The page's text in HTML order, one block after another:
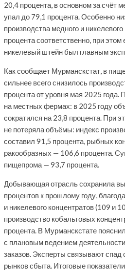
20,4 процента, в основном за счёт
упал до 79,1 процента. Особенно
производства медного и
процента соответственно, при этом
никелевый штейн был главным
Как сообщает Мурманскстат, в
сильнее всего снизилось
процента от уровня мая 2025 года.
на местных фермах: в 2025 году
сократился на 23,8 процента. При
не потеряла объёмы: индекс
составил 91,5 процента, рыбных
ракообразных — 106,6 процента.
пищепрома — 93,7 процента.
Добывающая отрасль сохранила
процентов к прошлому году,
и никелевого концентратов (109 и
производство кобальтовых
процента. В Мурманскстате
с плановым ведением
заказов. Эксперты связывают спад
рынков сбыта. Итоговые